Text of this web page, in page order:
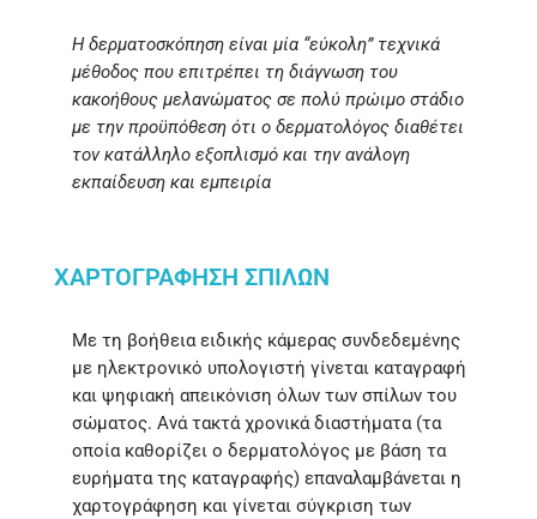
Η δερματοσκόπηση είναι μία “εύκολη” τεχνικά
μέθοδος που επιτρέπει τη διάγνωση του
κακοήθους μελανώματος σε πολύ πρώιμο στάδιο
με την προϋπόθεση ότι ο δερματολόγος διαθέτει
τον κατάλληλο εξοπλισμό και την ανάλογη
εκπαίδευση και εμπειρία
ΧΑΡΤΟΓΡΑΦΗΣΗ ΣΠΙΛΩΝ
Με τη βοήθεια ειδικής κάμερας συνδεδεμένης
με ηλεκτρονικό υπολογιστή γίνεται καταγραφή
και ψηφιακή απεικόνιση όλων των σπίλων του
σώματος. Ανά τακτά χρονικά διαστήματα (τα
οποία καθορίζει ο δερματολόγος με βάση τα
ευρήματα της καταγραφής) επαναλαμβάνεται η
χαρτογράφηση και γίνεται σύγκριση των